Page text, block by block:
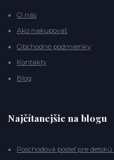
O nás
Ako nakupovať
Obchodné podmienky
Kontakty
Blog
Najčítanejšie na blogu
Poschodová posteľ pre